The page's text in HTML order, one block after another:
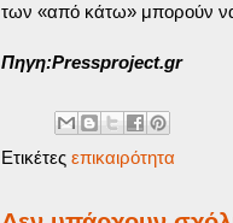
των «από κάτω» μπορούν
Πηγη:Pressproject.gr
Ετικέτες επικαιρότητα